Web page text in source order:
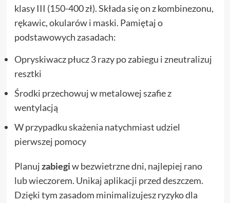
klasy III (150-400 zł). Składa się on z kombinezonu,
rękawic, okularów i maski. Pamiętaj o
podstawowych zasadach:
Opryskiwacz płucz 3 razy po zabiegu i zneutralizuj
resztki
Środki przechowuj w metalowej szafie z
wentylacją
W przypadku skażenia natychmiast udziel
pierwszej pomocy
Planujzabiegiw bezwietrzne dni, najlepiej rano
lub wieczorem. Unikaj aplikacji przed deszczem.
Dzięki tym zasadom minimalizujesz ryzyko dla